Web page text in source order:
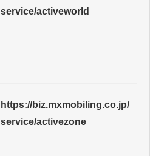
service/activeworld
https://biz.mxmobiling.co.jp/
service/activezone